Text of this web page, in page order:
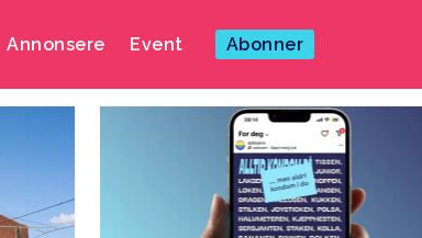
Annonsere Event Abonner